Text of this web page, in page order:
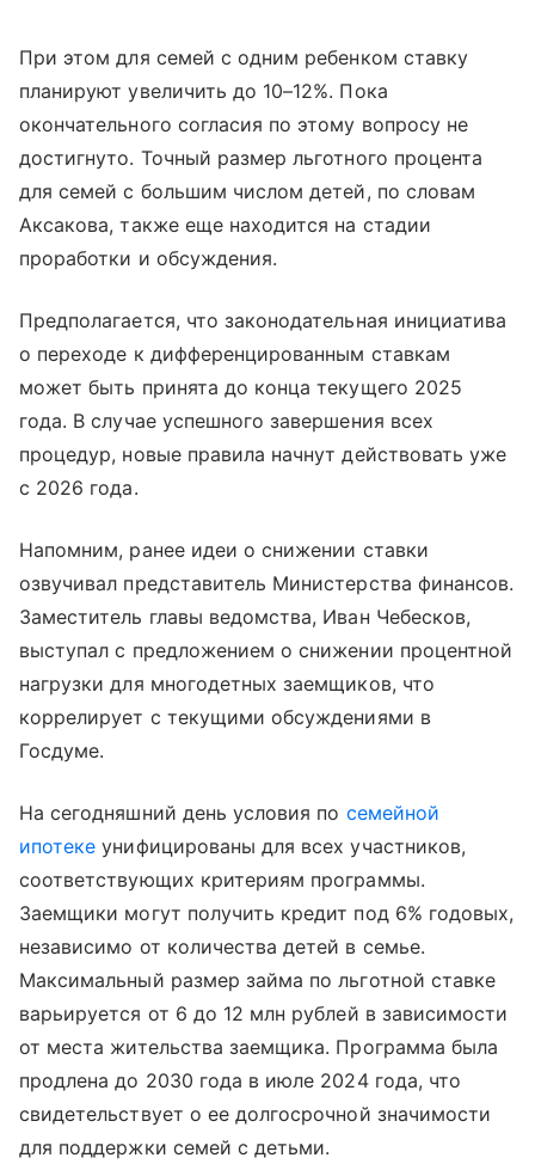
При этом для семей с одним ребенком ставку
планируют увеличить до 10–12%. Пока
окончательного согласия по этому вопросу не
достигнуто. Точный размер льготного процента
для семей с большим числом детей, по словам
Аксакова, также еще находится на стадии
проработки и обсуждения.
Предполагается, что законодательная инициатива
о переходе к дифференцированным ставкам
может быть принята до конца текущего 2025
года. В случае успешного завершения всех
процедур, новые правила начнут действовать уже
с 2026 года.
Напомним, ранее идеи о снижении ставки
озвучивал представитель Министерства финансов.
Заместитель главы ведомства, Иван Чебесков,
выступал с предложением о снижении процентной
нагрузки для многодетных заемщиков, что
коррелирует с текущими обсуждениями в
Госдуме.
На сегодняшний день условия по семейной
ипотеке унифицированы для всех участников,
соответствующих критериям программы.
Заемщики могут получить кредит под 6% годовых,
независимо от количества детей в семье.
Максимальный размер займа по льготной ставке
варьируется от 6 до 12 млн рублей в зависимости
от места жительства заемщика. Программа была
продлена до 2030 года в июле 2024 года, что
свидетельствует о ее долгосрочной значимости
для поддержки семей с детьми.